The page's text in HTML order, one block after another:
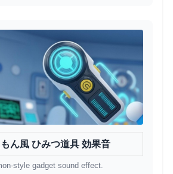
もん風 ひみつ道具 効果音
style gadget sound effect.